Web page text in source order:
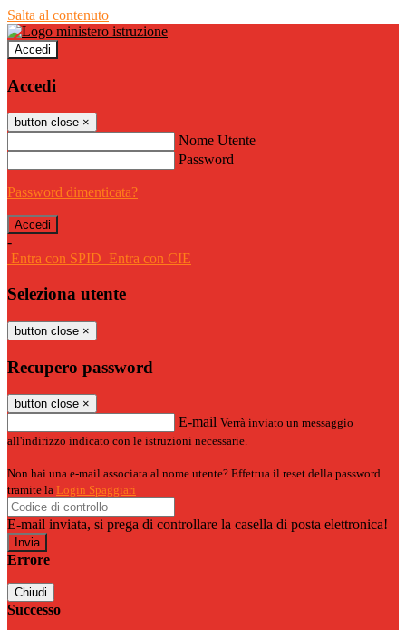
Salta al contenuto
Accedi
Accedi
button close ×
Nome Utente
Password
Password dimenticata?
-
Entra con SPID Entra con CIE
Seleziona utente
button close ×
Recupero password
button close ×
E-mail Verrà inviato un messaggio
all'indirizzo indicato con le istruzioni necessarie.
Non hai una e-mail associata al nome utente? Effettua il reset della password
tramite la Login Spaggiari
E-mail inviata, si prega di controllare la casella di posta elettronica!
Errore
Chiudi
Successo